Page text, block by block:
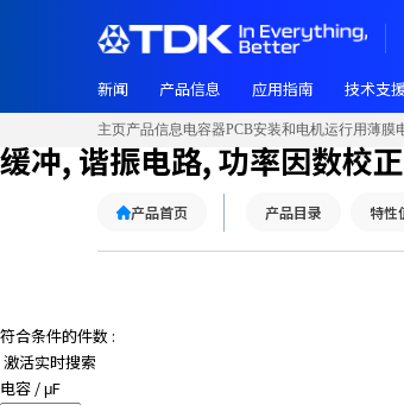
新闻 产品信息 应用指南 技术支援
主页产品信息电容器PCB安装和电机运行用薄膜
缓冲, 谐振电路, 功率因数校
产品首页 产品目录 特性
符合条件的件数 :
激活实时搜索
电容 / μF